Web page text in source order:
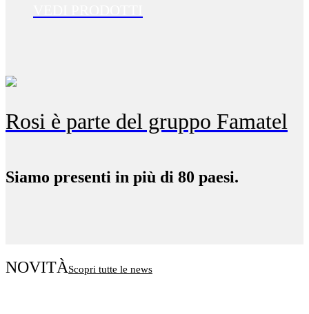
Rosi è parte del gruppo Famatel
Siamo presenti in più di 80 paesi.
NOVITÀScopri tutte le news